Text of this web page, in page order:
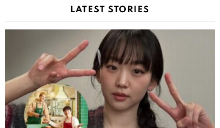
LATEST STORIES